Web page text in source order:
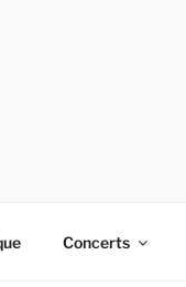
Concerts